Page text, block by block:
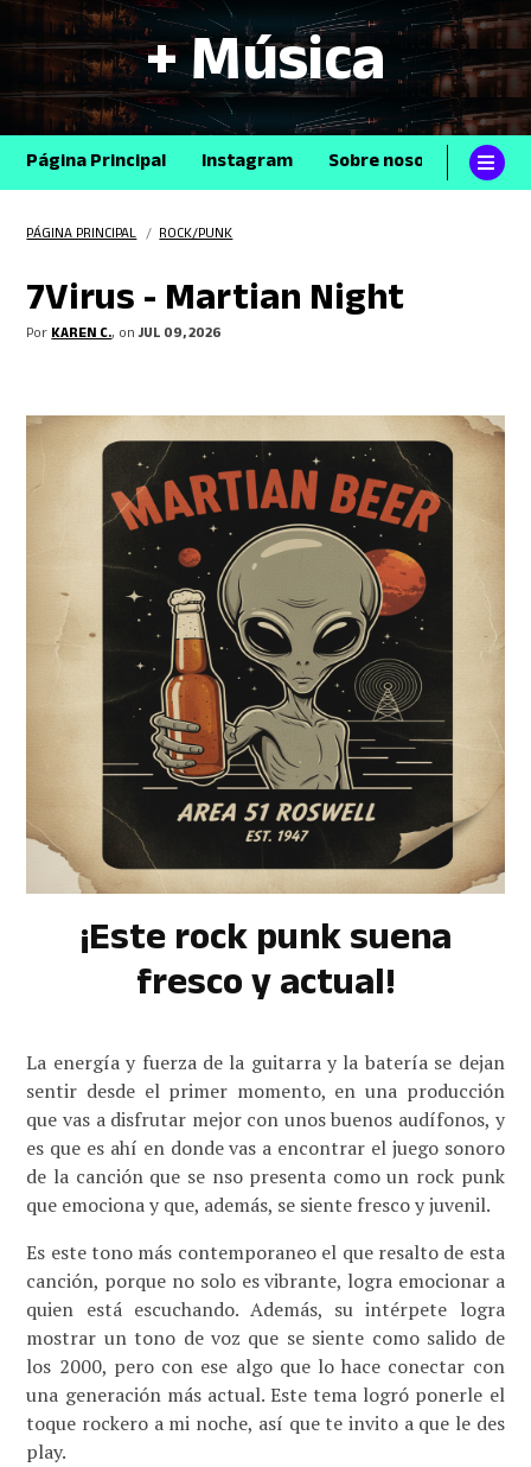
+ Música
Página Principal Instagram Sobre nosotros
PÁGINA PRINCIPAL /ROCK/PUNK
7Virus - Martian Night
PorKAREN C., onJUL 09, 2026
¡Este rock punk suena
fresco y actual!
La energía y fuerza de la guitarra y la batería se dejan
sentir desde el primer momento, en una producción
que vas a disfrutar mejor con unos buenos audífonos, y
es que es ahí en donde vas a encontrar el juego sonoro
de la canción que se nso presenta como un rock punk
que emociona y que, además, se siente fresco y juvenil.
Es este tono más contemporaneo el que resalto de esta
canción, porque no solo es vibrante, logra emocionar a
quien está escuchando. Además, su intérpete logra
mostrar un tono de voz que se siente como salido de
los 2000, pero con ese algo que lo hace conectar con
una generación más actual. Este tema logró ponerle el
toque rockero a mi noche, así que te invito a que le des
play.